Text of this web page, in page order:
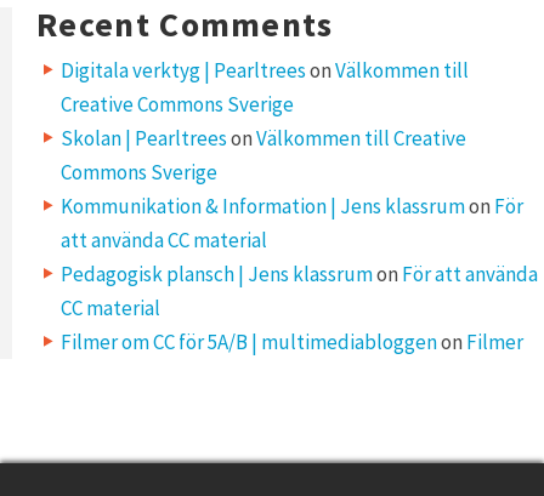
Recent Comments
Digitala verktyg | PearltreesonVälkommen till
Creative Commons Sverige
Skolan | PearltreesonVälkommen till Creative
Commons Sverige
Kommunikation & Information | Jens klassrumon För
att använda CC material
Pedagogisk plansch | Jens klassrumon För att använda
CC material
Filmer om CC för 5A/B | multimediabloggenon Filmer